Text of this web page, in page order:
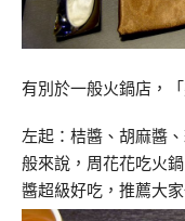
有別於一般火鍋店，
左起：桔醬、胡麻醬
般來說，周花花吃火
醬超級好吃，推薦大